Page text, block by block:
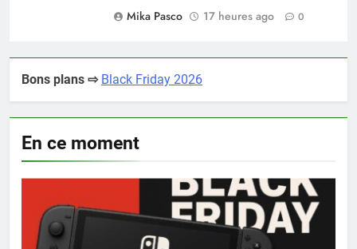
Mika Pasco
17 heures ago 0
Bons plans ⇨ Black Friday 2026
En ce moment